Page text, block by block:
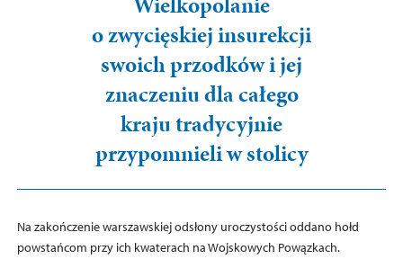
o zwycięskiej insurekcji
swoich przodków i jej
znaczeniu dla całego
kraju tradycyjnie
przypomnieli w stolicy
Na zakończenie warszawskiej odsłony uroczystości oddano hołd
powstańcom przy ich kwaterach na Wojskowych Powązkach.